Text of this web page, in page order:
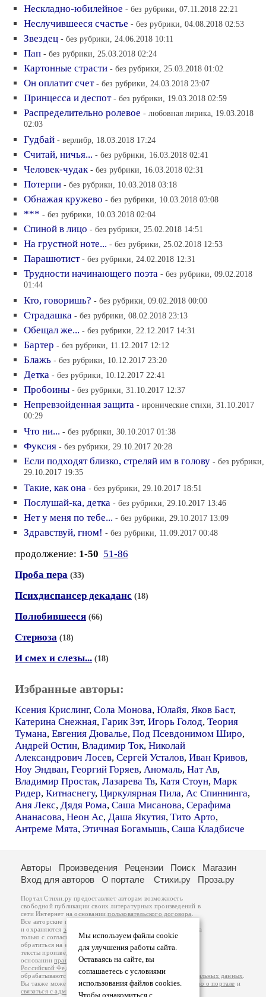
Нескладно-юбилейное - без рубрики, 07.11.2018 22:21
Неслучившееся счастье - без рубрики, 04.08.2018 02:53
Звездец - без рубрики, 24.06.2018 10:11
Пап - без рубрики, 25.03.2018 02:24
Картонные страсти - без рубрики, 25.03.2018 01:02
Он оплатит счет - без рубрики, 24.03.2018 23:07
Принцесса и деспот - без рубрики, 19.03.2018 02:59
Распределительно ролевое - любовная лирика, 19.03.2018
02:03
Гудбай - верлибр, 18.03.2018 17:24
Считай, ничья... - без рубрики, 16.03.2018 02:41
Человек-чудак - без рубрики, 16.03.2018 02:31
Потерпи - без рубрики, 10.03.2018 03:18
Обнажая кружево - без рубрики, 10.03.2018 03:08
*** - без рубрики, 10.03.2018 02:04
Спиной в лицо - без рубрики, 25.02.2018 14:51
На грустной ноте... - без рубрики, 25.02.2018 12:53
Парашютист - без рубрики, 24.02.2018 12:31
Трудности начинающего поэта - без рубрики, 09.02.2018
01:44
Кто, говоришь? - без рубрики, 09.02.2018 00:00
Страдашка - без рубрики, 08.02.2018 23:13
Обещал же... - без рубрики, 22.12.2017 14:31
Бартер - без рубрики, 11.12.2017 12:12
Блажь - без рубрики, 10.12.2017 23:20
Детка - без рубрики, 10.12.2017 22:41
Пробоины - без рубрики, 31.10.2017 12:37
Непревзойденная защита - иронические стихи, 31.10.2017
00:29
Что ни... - без рубрики, 30.10.2017 01:38
Фуксия - без рубрики, 29.10.2017 20:28
Если подходят близко, стреляй им в голову - без рубрики,
29.10.2017 19:35
Такие, как она - без рубрики, 29.10.2017 18:51
Послушай-ка, детка - без рубрики, 29.10.2017 13:46
Нет у меня по тебе... - без рубрики, 29.10.2017 13:09
Здравствуй, гном! - без рубрики, 11.09.2017 00:48
продолжение: 1-50 51-86
Проба пера (33)
Психдиспансер декаданс (18)
Полюбившееся (66)
Стервоза (18)
И смех и слезы... (18)
Избранные авторы:
Ксения Крислинг, Сола Монова, Юлайя, Яков Баст,
Катерина Снежная, Гарик Зэт, Игорь Голод, Теория
Тумана, Евгения Дювалье, Под Псевдонимом Широ,
Андрей Остин, Владимир Ток, Николай
Александрович Лосев, Сергей Усталов, Иван Кривов,
Ноу Эндван, Георгий Горяев, Аномаль, Нат Ав,
Владимир Простак, Лазарева Тв, Катя Стоун, Марк
Ридер, Китнаснегу, Циркулярная Пила, Ас Спиннинга,
Аня Лекс, Дядя Рома, Саша Мисанова, Серафима
Ананасова, Неон Ас, Даша Якутия, Тито Арто,
Антреме Мята, Этичная Богамышь, Саша Кладбисче
Мы используем файлы cookie
для улучшения работы сайта.
Оставаясь на сайте, вы
соглашаетесь с условиями
использования файлов cookies.
Чтобы ознакомиться с
Авторы Произведения Рецензии Поиск
Магазин
Вход для авторов
О портале Стихи.ру Проза.ру
Портал Стихи.ру предоставляет авторам возможность
свободной публикации своих литературных произведений в
сети Интернет на основаниипользовательского договора
Все авторские права на произведения принадлежат авторам
и охраняются законом
. Перепечатка произведений возможна
только с согласия его автора, к которому вы можете
обратиться на его авторской странице. Ответственность за
тексты произведений авторы несут самостоятельно на
основанииправил публикацииизаконодательства
Российской Федерации
обрабатываются на основанииПолитики обработки персональных данных
Вы также можете посмотреть более подробнуюинформацию о портале и
связаться с администрацией